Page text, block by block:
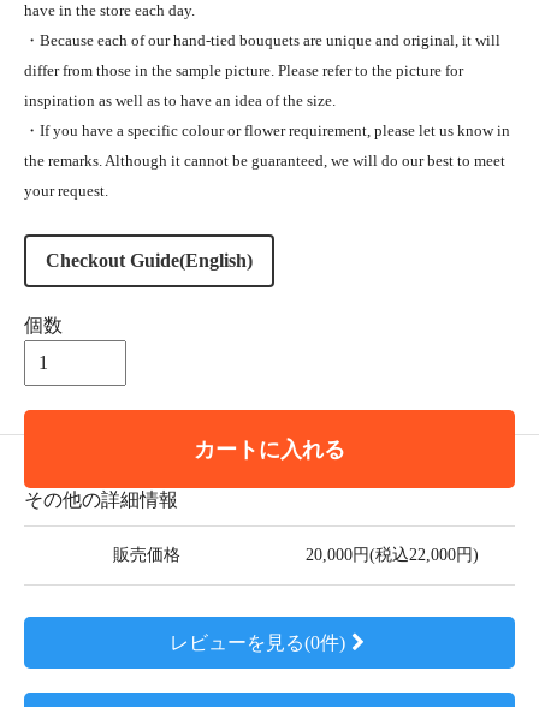
have in the store each day.
・Because each of our hand-tied bouquets are unique and original, it will
differ from those in the sample picture. Please refer to the picture for
inspiration as well as to have an idea of the size.
・If you have a specific colour or flower requirement, please let us know in
the remarks. Although it cannot be guaranteed, we will do our best to meet
your request.
Checkout Guide(English)
個数
カートに入れる
その他の詳細情報
販売価格 20,000円(税込22,000円)
レビューを見る(0件)